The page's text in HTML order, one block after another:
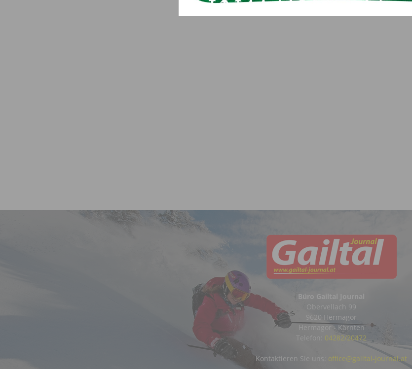
Büro Gailtal Journal
Obervellach 99
9620 Hermagor
Hermagor - Kärnten
Telefon: 04282/20472
Kontaktieren Sie uns: office@gailtal-journal.at